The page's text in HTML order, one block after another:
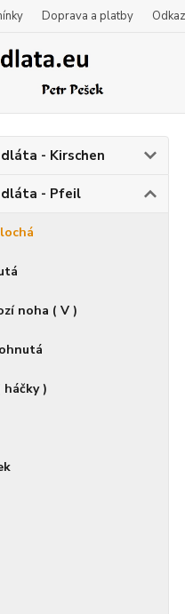
Doprava a platby
- Kirschen
dláta - Pfeil
noha ( V )
)